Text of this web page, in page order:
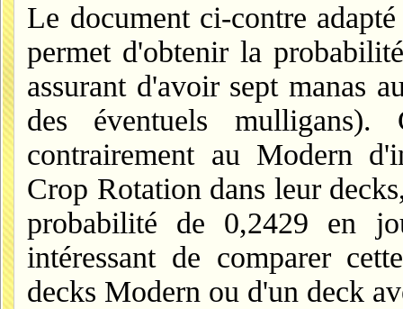
Le document ci-contre
permet d'obtenir la
assurant d'avoir sept manas
des éventuels
contrairement au Modern
Crop Rotation dans leur
probabilité de 0,2429 en
intéressant de comparer
decks Modern ou d'un deck